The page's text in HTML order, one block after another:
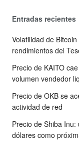
Entradas recientes
Volatilidad de
rendimientos del
Precio de KAITO
volumen vendedor
Precio de OKB se
actividad de red
Precio de Shiba
dólares como